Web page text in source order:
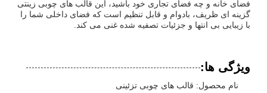
فضای خانه و چه فضای تجاری خود باشید، این قالب های چوبی زینتی
گزینه ای ظریف، بادوام و قابل تنظیم است که فضای داخلی شما را
با زیبایی بی انتها و جزئیات تصفیه شده غنی می کند.
ویژگی ها:
نام محصول: قالب های چوبی تزئینی